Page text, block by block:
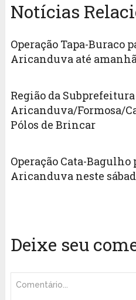
Notícias
Operação Tapa-Buraco
Aricanduva até
Região da Subprefeitura
Aricanduva/Formosa/
Pólos de Brincar
Operação Cata-Bagulho
Aricanduva neste
Deixe seu